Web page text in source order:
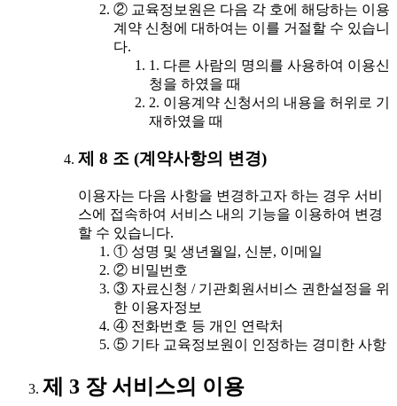
② 교육정보원은 다음 각 호에 해당하는 이용
계약 신청에 대하여는 이를 거절할 수 있습니
다.
1. 다른 사람의 명의를 사용하여 이용신
청을 하였을 때
2. 이용계약 신청서의 내용을 허위로 기
재하였을 때
제 8 조 (계약사항의 변경)
이용자는 다음 사항을 변경하고자 하는 경우 서비
스에 접속하여 서비스 내의 기능을 이용하여 변경
할 수 있습니다.
① 성명 및 생년월일, 신분, 이메일
② 비밀번호
③ 자료신청 / 기관회원서비스 권한설정을 위
한 이용자정보
④ 전화번호 등 개인 연락처
⑤ 기타 교육정보원이 인정하는 경미한 사항
제 3 장 서비스의 이용